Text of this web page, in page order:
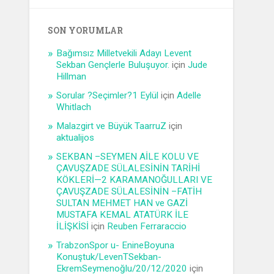
SON YORUMLAR
Bağımsız Milletvekili Adayı Levent
Sekban Gençlerle Buluşuyor. içinJude
Hillman
Sorular ?Seçimler?1 Eylül içinAdelle
Whitlach
Malazgirt ve Büyük TaarruZ için
aktualijos
SEKBAN –SEYMEN AİLE KOLU VE
ÇAVUŞZADE SÜLALESİNİN TARİHİ
KÖKLERİ—2 KARAMANOĞULLARI VE
ÇAVUŞZADE SÜLALESİNİN –FATİH
SULTAN MEHMET HAN ve GAZİ
MUSTAFA KEMAL ATATÜRK İLE
İLİŞKİSİ için Reuben Ferraraccio
TrabzonSpor u- EnineBoyuna
Konuştuk/LevenTSekban-
EkremSeymenoğlu/20/12/2020 için